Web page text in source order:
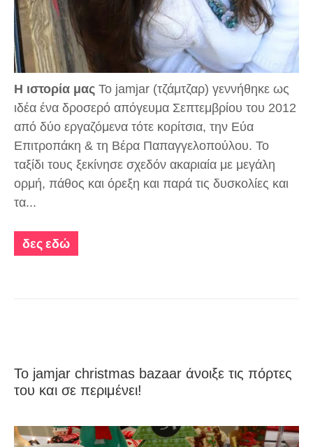
Η ιστορία μας To jamjar (τζάμτζαρ) γεννήθηκε ως
ιδέα ένα δροσερό απόγευμα Σεπτεμβρίου του 2012
από δύο εργαζόμενα τότε κορίτσια, την Εύα
Επιτροπάκη & τη Βέρα Παπαγγελοπούλου. Το
ταξίδι τους ξεκίνησε σχεδόν ακαριαία με μεγάλη
ορμή, πάθος και όρεξη και παρά τις δυσκολίες και
τα...
δες εδώ
Το jamjar christmas bazaar άνοιξε τις πόρτες
του και σε περιμένει!